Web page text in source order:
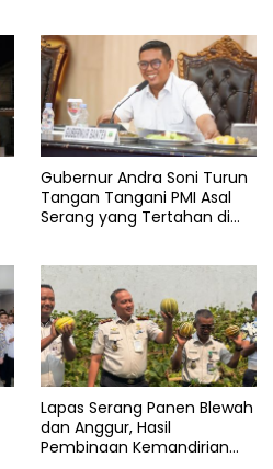
Gubernur Andra Soni Turun
Tangan Tangani PMI Asal
Serang yang Tertahan di
Lapas Serang Panen Blewah
dan Anggur, Hasil
Pembinaan Kemandirian